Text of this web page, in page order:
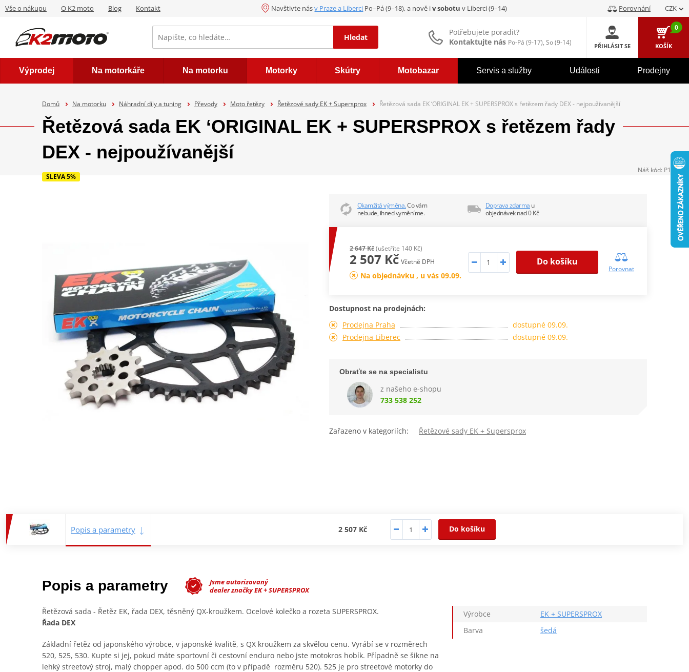
Vše o nákupu O K2 moto Blog Kontakt Navštivte násv Praze a Liberci Po–Pá (9–18), a nově iv sobotu v Liberci (9–14) Porovnání CZK
Hledat
Potřebujete poradit?
Kontaktujte nás Po-Pá (9-17), So (9-14) PŘIHLÁSIT SE
0
KOŠÍK
Výprodej Na motorkáře Na motorku Motorky Skútry Motobazar Servis a služby Události Prodejny
Domů Na motorku Náhradní díly a tuning Převody Moto řetězy Řetězové sady EK + Supersprox Řetězová sada EK ‘ORIGINAL EK + SUPERSPROX s řetězem řady DEX - nejpoužívanější
Řetězová sada EK ‘ORIGINAL EK + SUPERSPROX s řetězem řady
DEX - nejpoužívanější
SLEVA 5%
Okamžitá výměna.Co vám
nebude, ihned vyměníme.
Doprava zdarma u
objednávek nad 0 Kč
2 647 Kč(ušetříte 140 Kč)
2 507 Kč Včetně DPH
Na objednávku , u vás 09.09.
Do košíku
Porovnat
Dostupnost na prodejnách:
Prodejna Praha
dostupné 09.09.
Prodejna Liberec
dostupné 09.09.
Obraťte se na specialistu
z našeho e-shopu
733 538 252
Zařazeno v kategoriích: Řetězové sady EK + Supersprox
Popis a parametry 2 507 Kč Do košíku
Popis a parametry
Jsme autorizovaný
dealer značky EK + SUPERSPROX
Řetězová sada - Řetěz EK, řada DEX, těsněný QX-kroužkem. Ocelové kolečko a rozeta SUPERSPROX.
Řada DEX
Základní řetěz od japonského výrobce, v japonské kvalitě, s QX kroužkem za skvělou cenu. Vyrábí se v rozměrech
520, 525, 530. Kupte si jej, pokud máte sportovní či cestovní enduro nebo jste motokros hobík. Případně se šikne na
lehký streetový stroj, malý chopper apod. do 500 ccm (to v případě rozměru 520). 525 je pro streetové motorky do
Výrobce
EK + SUPERSPROX
Barva
šedá
Náš kód: P104539